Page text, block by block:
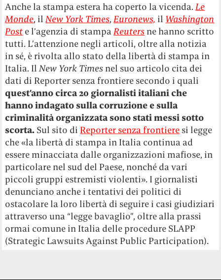
Anche la stampa estera ha coperto la vicenda.Le
Monde, ilNew York Times,Euronews, il Washington
Post e l’agenzia di stampaReuters ne hanno scritto
tutti. L’attenzione negli articoli, oltre alla notizia
in sé, è rivolta allo stato della libertà di stampa in
Italia. IlNew York Times nel suo articolo cita dei
dati di Reporter senza frontiere secondo i quali
quest’anno circa 20 giornalisti italiani che
hanno indagato sulla corruzione e sulla
criminalità organizzata sono stati messi sotto
scorta. Sul sito di Reporter senza frontiere si legge
che «la libertà di stampa in Italia continua ad
essere minacciata dalle organizzazioni mafiose, in
particolare nel sud del Paese, nonché da vari
piccoli gruppi estremisti violenti». I giornalisti
denunciano anche i tentativi dei politici di
ostacolare la loro libertà di seguire i casi giudiziari
attraverso una “legge bavaglio”, oltre alla prassi
ormai comune in Italia delle procedure SLAPP
(Strategic Lawsuits Against Public Participation).